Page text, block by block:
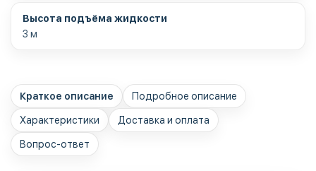
Высота подъёма жидкости
3 м
Краткое описание Подробное описание
Характеристики Доставка и оплата
Вопрос-ответ